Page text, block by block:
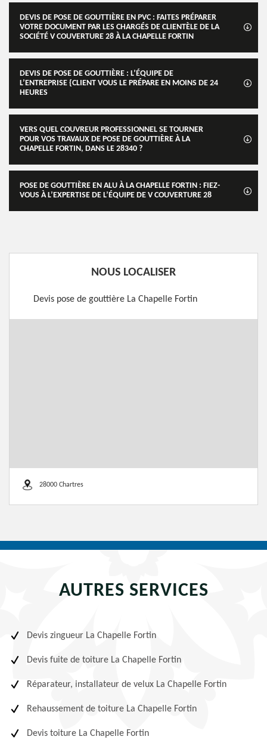
DEVIS DE POSE DE GOUTTIÈRE EN PVC : FAITES PRÉPARER
VOTRE DOCUMENT PAR LES CHARGÉS DE CLIENTÈLE DE LA
SOCIÉTÉ V COUVERTURE 28 À LA CHAPELLE FORTIN
DEVIS DE POSE DE GOUTTIÈRE : L’ÉQUIPE DE
L’ENTREPRISE {CLIENT VOUS LE PRÉPARE EN MOINS DE 24
HEURES
VERS QUEL COUVREUR PROFESSIONNEL SE TOURNER
POUR VOS TRAVAUX DE POSE DE GOUTTIÈRE À LA
CHAPELLE FORTIN, DANS LE 28340 ?
POSE DE GOUTTIÈRE EN ALU À LA CHAPELLE FORTIN : FIEZ-
VOUS À L’EXPERTISE DE L’ÉQUIPE DE V COUVERTURE 28
NOUS LOCALISER
Devis pose de gouttière La Chapelle Fortin
28000 Chartres
AUTRES SERVICES
Devis zingueur La Chapelle Fortin
Devis fuite de toiture La Chapelle Fortin
Réparateur, installateur de velux La Chapelle Fortin
Rehaussement de toiture La Chapelle Fortin
Devis toiture La Chapelle Fortin